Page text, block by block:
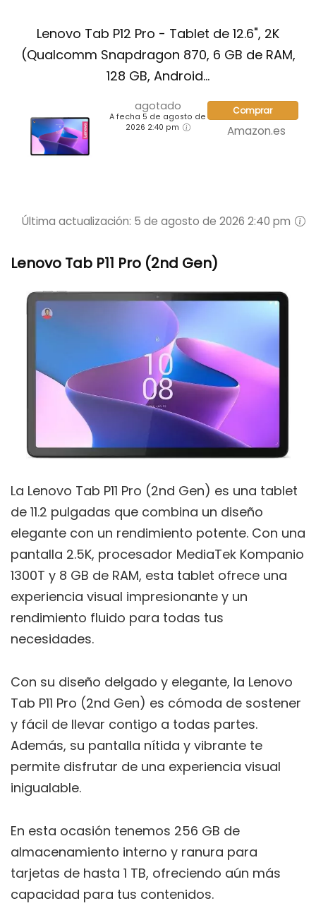
Lenovo Tab P12 Pro - Tablet de 12.6", 2K
(Qualcomm Snapdragon 870, 6 GB de RAM,
128 GB, Android...
agotado
A fecha 5 de agosto de
2026 2:40 pm
Comprar
Amazon.es
Última actualización: 5 de agosto de 2026 2:40 pm
Lenovo Tab P11 Pro (2nd Gen)
La Lenovo Tab P11 Pro (2nd Gen) es una tablet
de 11.2 pulgadas que combina un diseño
elegante con un rendimiento potente. Con una
pantalla 2.5K, procesador MediaTek Kompanio
1300T y 8 GB de RAM, esta tablet ofrece una
experiencia visual impresionante y un
rendimiento fluido para todas tus
necesidades.
Con su diseño delgado y elegante, la Lenovo
Tab P11 Pro (2nd Gen) es cómoda de sostener
y fácil de llevar contigo a todas partes.
Además, su pantalla nítida y vibrante te
permite disfrutar de una experiencia visual
inigualable.
En esta ocasión tenemos 256 GB de
almacenamiento interno y ranura para
tarjetas de hasta 1 TB, ofreciendo aún más
capacidad para tus contenidos.